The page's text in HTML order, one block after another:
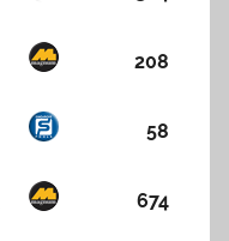
208
58
674